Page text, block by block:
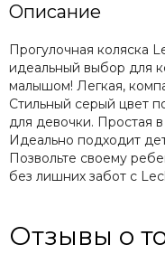
Tutis
Tutti di Mare
UPPAbaby
Valco Baby
VTech
Гандылян
Описание
Прогулочная коляска
идеальный выбор для
малышом! Легкая,
Стильный серый цвет
для девочки. Простая
Идеально подходит
Позвольте своему
без лишних забот с
Отзывы о